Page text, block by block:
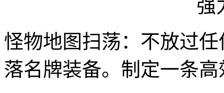
怪物地图扫荡：不放过
落名牌装备。制定一条